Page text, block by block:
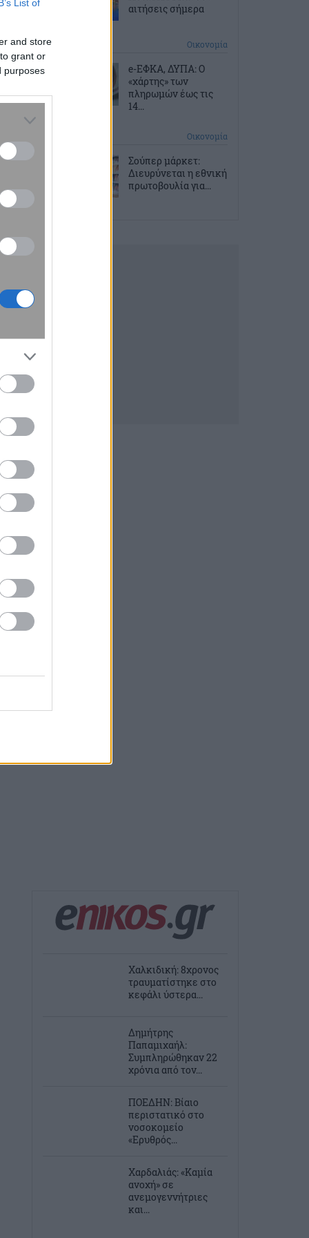
List of
and store
grant or
purposes
αιτήσεις σήμερα
2 ώρες πριν Οικονομία
e-ΕΦΚΑ, ΔΥΠΑ: Ο
«χάρτης» των
πληρωμών έως τις
14...
Οικονομία
Σούπερ μάρκετ:
Διευρύνεται η εθνική
πρωτοβουλία για...
Χαλκιδική: 8χρονος
τραυματίστηκε στο
κεφάλι ύστερα...
Δημήτρης
Παπαμιχαήλ:
Συμπληρώθηκαν 22
χρόνια από τον...
ΠΟΕΔΗΝ: Βίαιο
περιστατικό στο
νοσοκομείο
«Ερυθρός...
Χαρδαλιάς: «Καμία
ανοχή» σε
ανεμογεννήτριες
και...